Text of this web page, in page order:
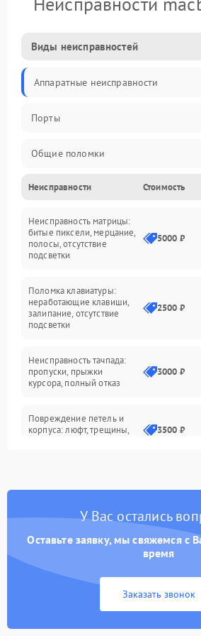
Виды неисправностей
Аппаратные неисправности
Порты
Общие поломки
Устройства
Программные ошибки
Электрические и системные сбои
Интерфейсные проблемы
Батарея
Сеть и интернет
Неисправности Стоимость
Неисправность матрицы:
битые пиксели, мерцание,
полосы, отсутствие
подсветки
5000 ₽
Поломка клавиатуры:
неработающие клавиши,
залипание, отсутствие
подсветки
2500 ₽
Неисправность тачпада:
пропуски, прыжки
курсора, полный отказ
3000 ₽
Повреждение петель и
корпуса: люфт, трещины,
3500 ₽
быстрая разрядка,
2500 ₽
Неисправность зарядного
питания
2000 ₽
неисправности кулера
У Вас остались
Оставьте заявку, мы свяжемся с
время
Заказать звонок